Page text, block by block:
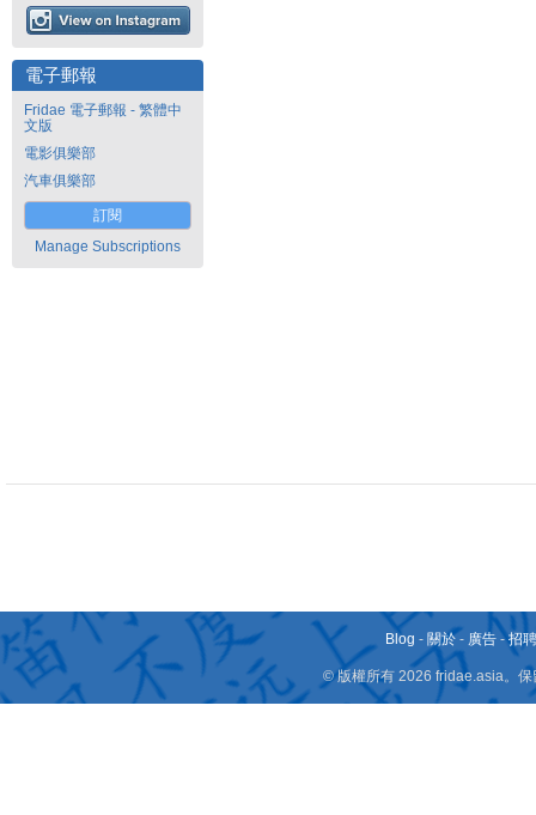
電子郵報
Fridae 電子郵報 - 繁體中
文版
電影俱樂部
汽車俱樂部
訂閱
Manage Subscriptions
Blog - 關於 - 廣告 -招
© 版權所有 2026 fridae.asia。